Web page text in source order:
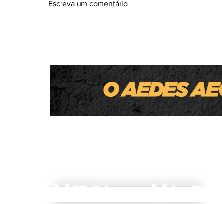
Homem é preso por atirar em gatos com
'arma de brinquedo'; um animal morreu
Escreva um comentário
MIDIA VALE